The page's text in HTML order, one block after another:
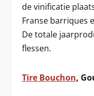
de vinificatie
Franse barriques
De totale
flessen.
Tire Bouchon,